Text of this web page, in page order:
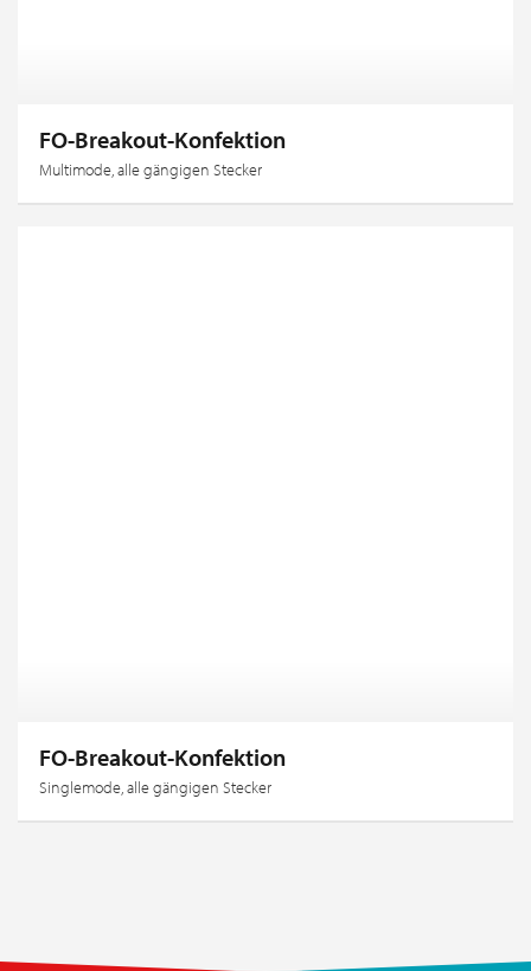
FO-Breakout-Konfektion
Multimode, alle gängigen Stecker
FO-Breakout-Konfektion
Singlemode, alle gängigen Stecker